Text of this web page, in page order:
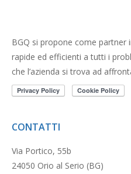
BGQ si propone come partner
rapide ed efficienti a tutti i
che l’azienda si trova ad
CONTATTI
Via Portico, 55b
24050 Orio al Serio (BG)